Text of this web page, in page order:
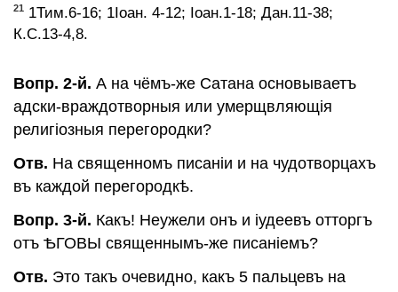
21
1Тим.6-16; 1Iоан. 4-12; Iоан.1-18; Дан.11-38;
К.С.13-4,8.
Вопр. 2-й. А на чёмъ-же Сатана основываетъ
адски-враждотворныя или умерщвляющiя
религiозныя перегородки?
Отв. На священномъ писанiи и на чудотворцахъ
въ каждой перегородкѣ.
Вопр. 3-й. Какъ! Неужели онъ и iудеевъ отторгъ
отъ ѢГОВЫ священнымъ-же писанiемъ?
Отв. Это такъ очевидно, какъ 5 пальцевъ на